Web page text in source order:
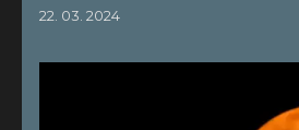
22. 03. 2024